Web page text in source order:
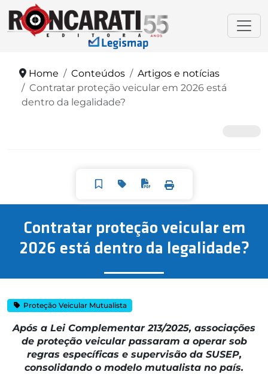
Home Conteúdos
Artigos e notícias
Contratar proteção veicular em 2026 está
dentro da legalidade?
Contratar proteção veicular em
2026 está dentro da legalidade?
Proteção Veicular Mutualista
Após a Lei Complementar 213/2025, associações
de proteção veicular passaram a operar sob
regras específicas e supervisão da SUSEP,
consolidando o modelo mutualista no país.